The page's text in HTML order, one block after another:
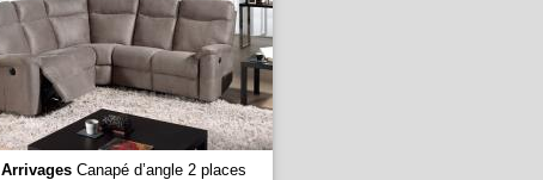
Arrivages Canapé d’angle 2 places